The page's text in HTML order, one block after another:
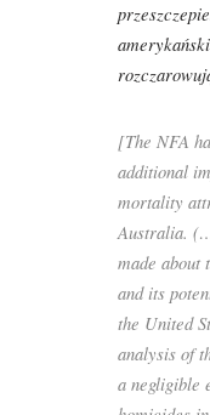
[The NFA
additional
mortality
Australia.
made about
and its
the United
analysis of
a negligible